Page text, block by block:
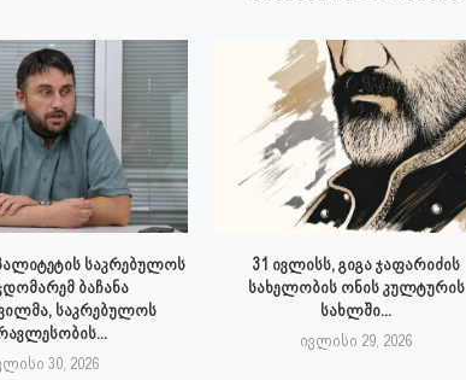
საკრებულოს
ბაჩანა
საკრებულოს
30, 2026
31 ივლისს, გიგა ჯაფარიძის
სახელობის ონის კულტურის
სახლში...
ივლისი 29, 2026